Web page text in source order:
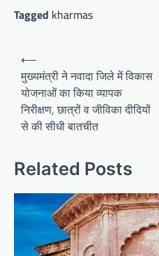
Tagged kharmas
Post
navigation
⟵
मुख्यमंत्री ने नवादा जिले में विकास
योजनाओं का किया व्यापक
निरीक्षण, छात्रों व जीविका दीदियों
से की सीधी बातचीत
Related Posts